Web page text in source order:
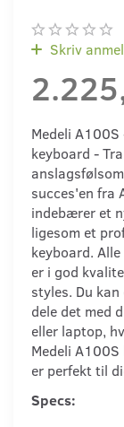
Skriv
Medeli
keyboard -
succes'en fra
indebærer et
ligesom et
keyboard.
er i god
styles. Du
dele det med
eller laptop,
Medeli
er perfekt til
Specs: